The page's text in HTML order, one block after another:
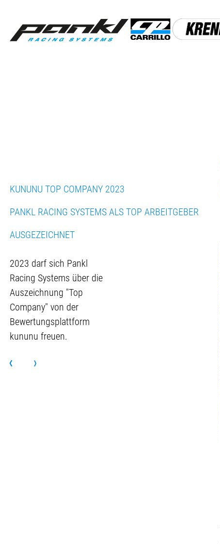
KUNUNU TOP COMPANY 2023
PANKL RACING SYSTEMS ALS TOP ARBEITGEBER
AUSGEZEICHNET
2023 darf sich Pankl
Racing Systems über die
Auszeichnung "Top
Company" von der
Bewertungsplattform
kununu freuen.